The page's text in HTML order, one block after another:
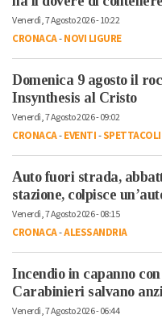
Venerdì, 7 Agosto 2026 - 10:22
CRONACA-NOVI LIGURE
Domenica 9 agosto il
Insynthesis al Cristo
Venerdì, 7 Agosto 2026 - 09:02
CRONACA-EVENTI-SPETTACOLI
Auto fuori strada,
stazione, colpisce
Venerdì, 7 Agosto 2026 - 08:15
CRONACA-ALESSANDRIA
Incendio in capanno
Carabinieri salvano
Venerdì, 7 Agosto 2026 - 06:44